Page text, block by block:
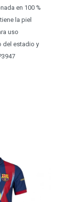
en 100 %
la piel
uso
del estadio y